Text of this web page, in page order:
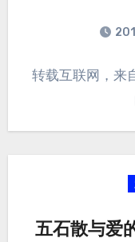
转载互联网，来
五石散与爱